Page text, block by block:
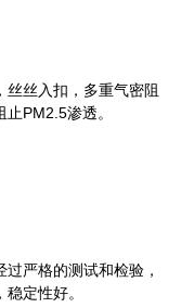
丝丝入扣，多重气密阻
止PM2.5渗透。
过严格的测试和检验，
定性好。